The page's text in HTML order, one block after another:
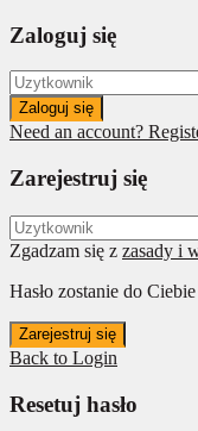
Zaloguj się
Zaloguj się
Need an account?
Zarejestruj się
Zgadzam się z zasady i
Hasło zostanie do
Zarejestruj się
Back to Login
Resetuj hasło